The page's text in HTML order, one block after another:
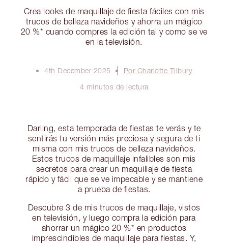
Crea looks de maquillaje de fiesta fáciles con mis
trucos de belleza navideños y ahorra un mágico
20 %* cuando compres la edición tal y como se ve
en la televisión.
4th December 2025
Por Charlotte Tilbury
4 minutos de lectura
Darling, esta temporada de fiestas te verás y te
sentirás tu versión más preciosa y segura de ti
misma con mis trucos de belleza navideños.
Estos trucos de maquillaje infalibles son mis
secretos para crear un maquillaje de fiesta
rápido y fácil que se ve impecable y se mantiene
a prueba de fiestas.
Descubre 3 de mis trucos de maquillaje, vistos
en televisión, y luego compra la edición para
ahorrar un mágico 20 %* en productos
imprescindibles de maquillaje para fiestas. Y,